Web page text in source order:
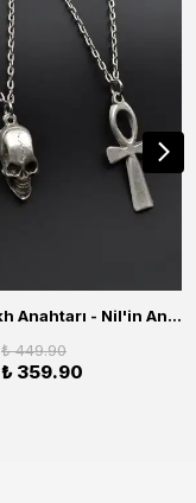
2'li Ankh Anahtarı - Nil'in Anahtarı - Kuru Kafa Erkek Kadın Kolye Seti
₺ 449.90
₺ 359.90